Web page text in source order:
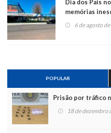
Dia dos Pais
memórias
6 de agosto
POPULAR
Prisão por tráfico
18 de dezembro